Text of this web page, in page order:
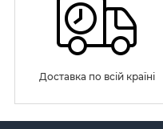
Доставка по всій країні